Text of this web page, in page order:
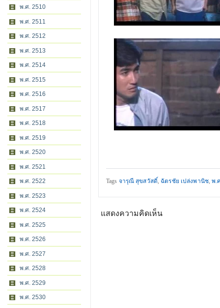
พ.ศ. 2510
พ.ศ. 2511
พ.ศ. 2512
พ.ศ. 2513
พ.ศ. 2514
พ.ศ. 2515
พ.ศ. 2516
พ.ศ. 2517
พ.ศ. 2518
พ.ศ. 2519
พ.ศ. 2520
พ.ศ. 2521
พ.ศ. 2522
พ.ศ. 2523
พ.ศ. 2524
พ.ศ. 2525
พ.ศ. 2526
พ.ศ. 2527
พ.ศ. 2528
พ.ศ. 2529
พ.ศ. 2530
Tags จารุณี สุขสวัสดิ์, ฉัตรชัย เปล่งพานิช,พ.
แสดงความคิดเห็น